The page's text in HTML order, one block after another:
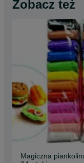
Zobacz też
Magiczna